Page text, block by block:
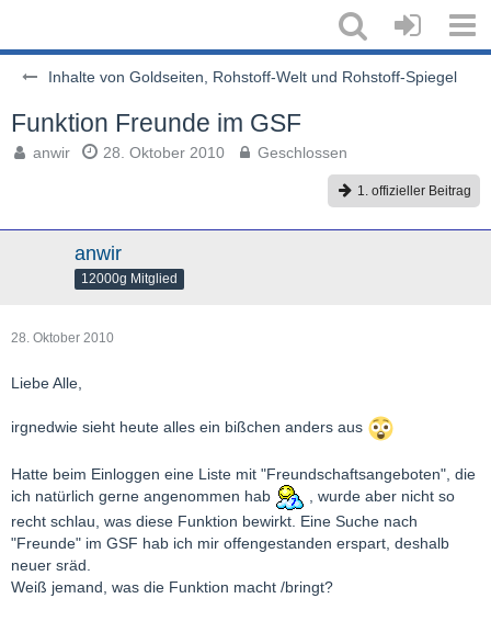
Inhalte von Goldseiten, Rohstoff-Welt und Rohstoff-Spiegel
Funktion Freunde im GSF
anwir 28. Oktober 2010 Geschlossen
1. offizieller Beitrag
anwir
12000g Mitglied
28. Oktober 2010
Liebe Alle,
irgnedwie sieht heute alles ein bißchen anders aus
Hatte beim Einloggen eine Liste mit "Freundschaftsangeboten", die
ich natürlich gerne angenommen hab
, wurde aber nicht so
recht schlau, was diese Funktion bewirkt. Eine Suche nach
"Freunde" im GSF hab ich mir offengestanden erspart, deshalb
neuer sräd.
Weiß jemand, was die Funktion macht /bringt?